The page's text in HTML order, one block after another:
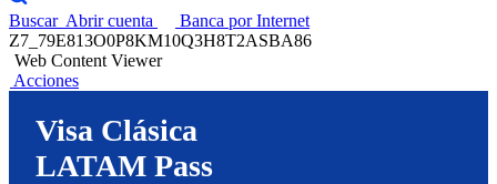
Buscar Abrir cuenta
Banca por Internet
Z7_79E813O0P8KM10Q3H8T2ASBA86
Web Content Viewer
Acciones
Visa Clásica
LATAM Pass